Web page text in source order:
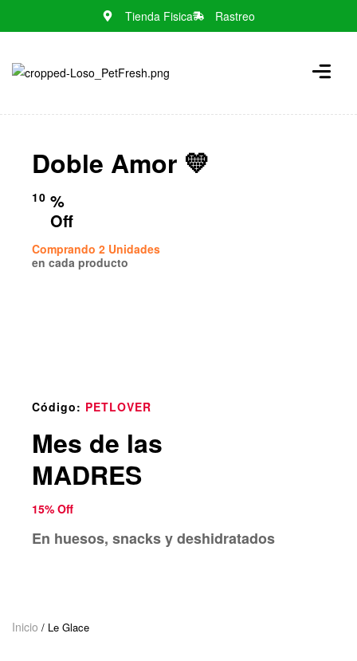
Tienda Fisica Rastreo
10 %
Off
Doble Amor 💛
Comprando 2 Unidades
en cada producto
Código: PETLOVER
Mes de las
MADRES
15% Off
En huesos, snacks y deshidratados
Inicio / Le Glace
e